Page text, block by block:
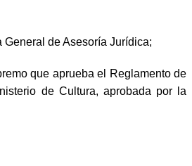
de Asesoría Jurídica;
que aprueba el Reglamento de
de Cultura, aprobada por la